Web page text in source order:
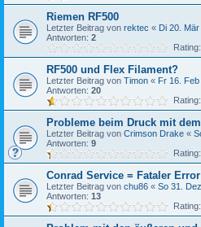
Riemen RF500
Letzter Beitrag von rektec « Di 20.
Antworten: 2
RF500 und Flex Filament?
Letzter Beitrag von Timon « Fr 16.
Antworten: 20
Probleme beim Druck mit
Letzter Beitrag von Crimson Drake «
Antworten: 9
Conrad Service = Fataler Error
Letzter Beitrag von chu86 « So 31.
Antworten: 13